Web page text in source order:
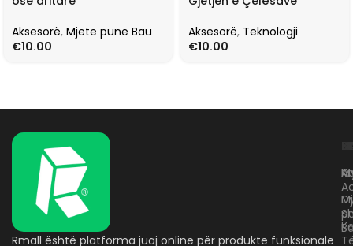
Aksesorë, Mjete pune Bau
€10.00
Aksesorë, Teknologji
€10.00
Rmall është platforma juaj online për produkte funksionale